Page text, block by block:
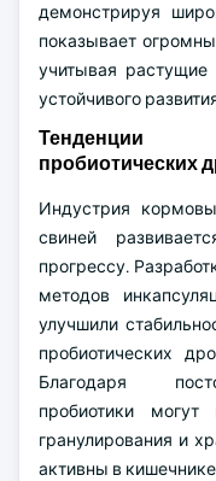
демонстрируя
показывает
учитывая
устойчивого
Тенденции
пробиотических
Индустрия
свиней
прогрессу.
методов
улучшили
пробиотических
Благодаря
пробиотики
гранулирования и
активны в